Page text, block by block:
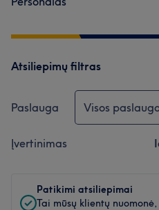
Atsiliepimų filtras
Paslauga Visos
Įvertinimas
Patikimi atsiliepimai
Tai mūsų klientų